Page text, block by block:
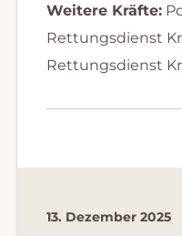
Weitere Kräfte:
Rettungsdienst
Rettungsdienst
13. Dezember 2025